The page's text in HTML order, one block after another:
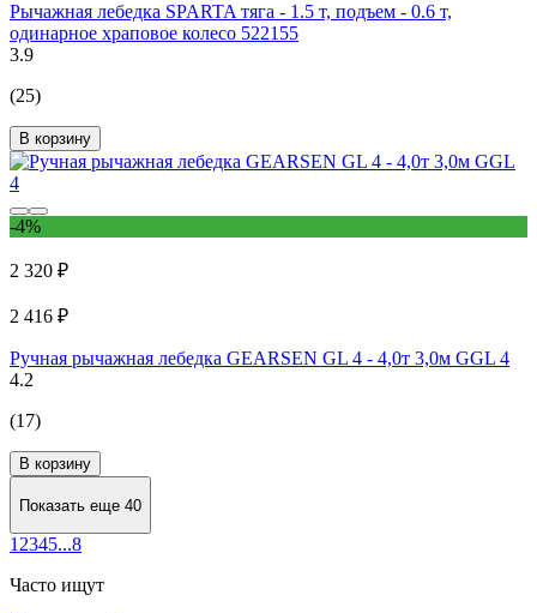
Рычажная лебедка SPARTA тяга - 1.5 т, подъем - 0.6 т,
одинарное храповое колесо 522155
3.9
(25)
В корзину
-4%
2 320 ₽
2 416 ₽
Ручная рычажная лебедка GEARSEN GL 4 - 4,0т 3,0м GGL 4
4.2
(17)
В корзину
Показать еще 40
1 2345...8
Часто ищут